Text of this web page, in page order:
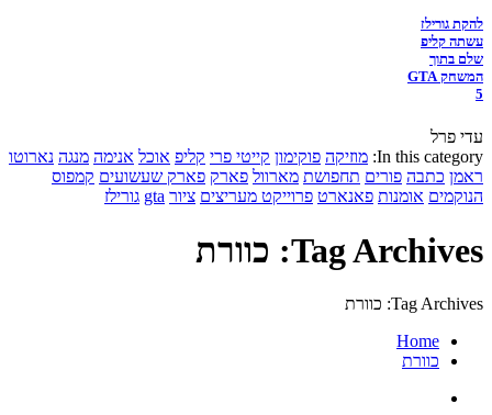
להקת גורילז
עשתה קליפ
שלם בתוך
המשחק GTA
5
עדי פרל
In this category: מוזיקה פוקימון קייטי פרי קליפ אוכל אנימה מנגה נארוטו
ראמן כתבה פורים תחפושת מארוול פארק פארק שעשועים קמפוס
הנוקמים אומנות פאנארט פרוייקט מעריצים ציור gta גורילז
Tag Archives: כוורת
Tag Archives: כוורת
Home
כוורת